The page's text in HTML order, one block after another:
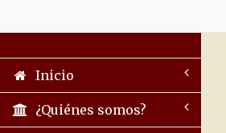
Inicio
¿Quiénes somos?